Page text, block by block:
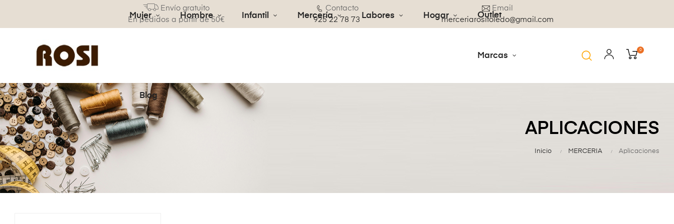
Envío gratuito
En pedidos a partir de 50€
Contacto
925 22 78 73
Email
merceriarositoledo@gmail.com
Mujer Hombre Infantil Mercería Labores Hogar Outlet
Marcas
Blog
0
APLICACIONES
Inicio MERCERIA Aplicaciones